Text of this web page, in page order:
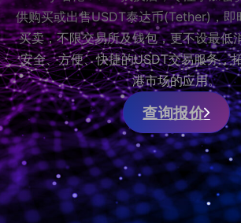
供购买或出售USDT泰达币(Tether)，即
买卖，不限交易所及钱包，更不设最低
安全、方便、快捷的USDT交易服务，
港市场的应用。
查询报价